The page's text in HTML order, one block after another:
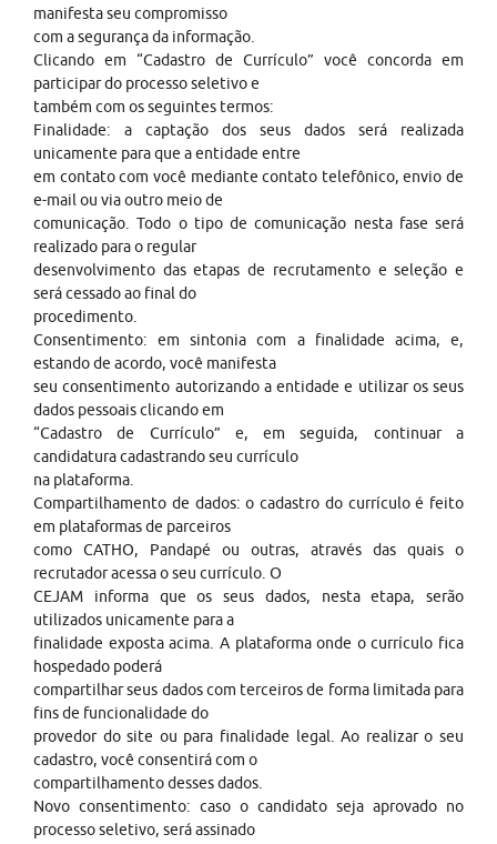
manifesta seu compromisso
com a segurança da informação.
Clicando em “Cadastro de Currículo” você concorda em
participar do processo seletivo e
também com os seguintes termos:
Finalidade: a captação dos seus dados será realizada
unicamente para que a entidade entre
em contato com você mediante contato telefônico, envio de
e-mail ou via outro meio de
comunicação. Todo o tipo de comunicação nesta fase será
realizado para o regular
desenvolvimento das etapas de recrutamento e seleção e
será cessado ao final do
procedimento.
Consentimento: em sintonia com a finalidade acima, e,
estando de acordo, você manifesta
seu consentimento autorizando a entidade e utilizar os seus
dados pessoais clicando em
“Cadastro de Currículo” e, em seguida, continuar a
candidatura cadastrando seu currículo
na plataforma.
Compartilhamento de dados: o cadastro do currículo é feito
em plataformas de parceiros
como CATHO, Pandapé ou outras, através das quais o
recrutador acessa o seu currículo. O
CEJAM informa que os seus dados, nesta etapa, serão
utilizados unicamente para a
finalidade exposta acima. A plataforma onde o currículo fica
hospedado poderá
compartilhar seus dados com terceiros de forma limitada para
fins de funcionalidade do
provedor do site ou para finalidade legal. Ao realizar o seu
cadastro, você consentirá com o
compartilhamento desses dados.
Novo consentimento: caso o candidato seja aprovado no
processo seletivo, será assinado